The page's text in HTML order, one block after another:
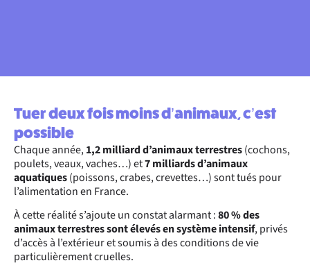
Tuer deux fois moins d’animaux, c’est
possible
Chaque année,1,2 milliard d’animaux terrestres(cochons,
poulets, veaux, vaches…) et7 milliards d’animaux
aquatiques(poissons, crabes, crevettes…) sont tués pour
l’alimentation en France.
À cette réalité s’ajoute un constat alarmant :80 % des
animaux terrestres sont élevés en système intensif, privés
d’accès à l’extérieur et soumis à des conditions de vie
particulièrement cruelles.